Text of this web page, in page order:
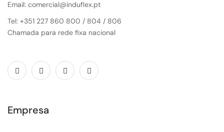
Email: comercial@induflex.pt
Tel: +351 227 860 800 / 804 / 806
Chamada para rede fixa nacional
Empresa